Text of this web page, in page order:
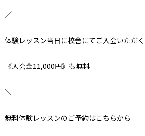
／
体験レッスン当日に校舎にてご入会いただ
《入会金11,000円》も無料
＼
無料体験レッスンのご予約はこちらから